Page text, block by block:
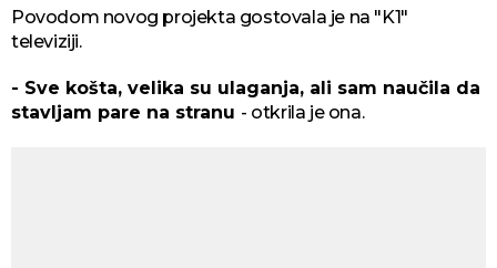
Povodom novog projekta gostovala je na "K1"
televiziji.
- Sve košta, velika su ulaganja, ali sam naučila da
stavljam pare na stranu - otkrila je ona.